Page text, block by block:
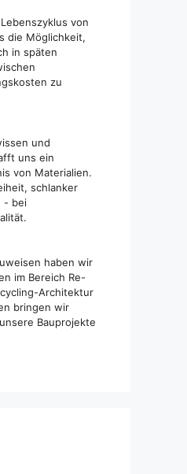
von
die Möglichkeit,
in späten
zu
und
uns ein
von Materialien.
schlanker
- bei
haben wir
im Bereich Re-
Architektur
bringen wir
Bauprojekte